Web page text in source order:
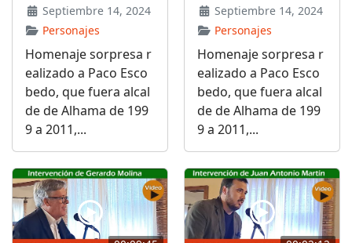
Septiembre 14, 2024
Personajes
Homenaje sorpresa r
ealizado a Paco Esco
bedo, que fuera alcal
de de Alhama de 199
9 a 2011,...
Septiembre 14, 2024
Personajes
Homenaje sorpresa r
ealizado a Paco Esco
bedo, que fuera alcal
de de Alhama de 199
9 a 2011,...